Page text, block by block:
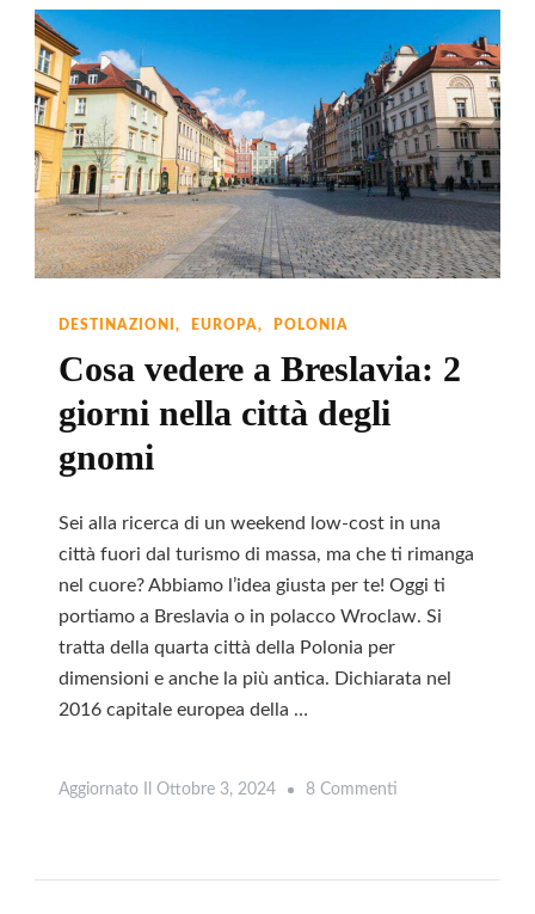
DESTINAZIONI EUROPA POLONIA
Cosa vedere a Breslavia: 2
giorni nella città degli
gnomi
Sei alla ricerca di un weekend low-cost in una
città fuori dal turismo di massa, ma che ti rimanga
nel cuore? Abbiamo l’idea giusta per te! Oggi ti
portiamo a Breslavia o in polacco Wroclaw. Si
tratta della quarta città della Polonia per
dimensioni e anche la più antica. Dichiarata nel
2016 capitale europea della …
Aggiornato Il Ottobre 3, 2024 8 Commenti